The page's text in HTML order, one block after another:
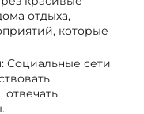
отдыха,
которые
: Социальные сети